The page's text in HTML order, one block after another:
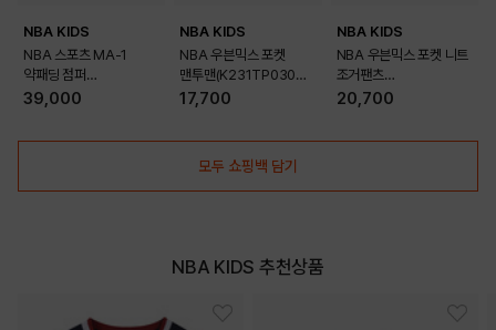
NBA KIDS
NBA 스포츠 MA-1
약패딩 점퍼
(K231JP110P)
39,000
NBA KIDS
NBA 우븐믹스 포켓
맨투맨(K231TP030P
SET)(K231TS030P)
17,700
NBA KIDS
NBA 우븐믹스 포켓 니트
조거팬츠
(K231TS030P SET)
20,700
모두 쇼핑백 담기
NBA KIDS 추천상품